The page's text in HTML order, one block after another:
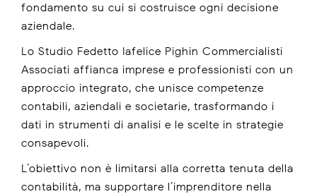
fondamento su cui si costruisce ogni decisione
aziendale.
Lo Studio Fedetto Iafelice Pighin Commercialisti
Associati affianca imprese e professionisti con un
approccio integrato, che unisce competenze
contabili, aziendali e societarie, trasformando i
dati in strumenti di analisi e le scelte in strategie
consapevoli.
L’obiettivo non è limitarsi alla corretta tenuta della
contabilità, ma supportare l’imprenditore nella